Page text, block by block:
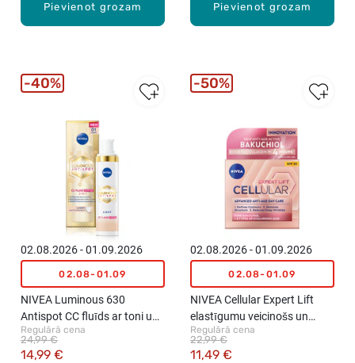
Pievienot grozam Pievienot grozam
02.08.2026 - 01.09.2026
02.08-01.09
NIVEA Luminous 630
Antispot CC fluīds ar toni un
SPF30, 01 Light, 40ml
Regulārā cena
14,99 €
24,99 €
40%
02.08.2026 - 01.09.2026
02.08-01.09
NIVEA Cellular Expert Lift
elastīgumu veicinošs un
atjaunojošs dienas krēms,
50ml
Regulārā cena
11,49 €
22,99 €
50%